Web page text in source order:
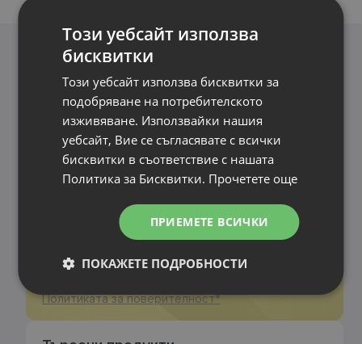
Лаптоп Dell Latitude 5520
339.00 €
: Intel Core i5 1135G7 up to 4.20GHz 8MB
: 16GB DDR4
Видео карта: Intel Iris Xe Graphics
OS: Без операционна система. Добавете Windows 11 от опциите.
Оферти точно за теб!
Запиши се за нашия бюлетин и
научавай първи за най-новите
продукти и промоции.
Политиката за поверителност*
Този уебсайт използва
бисквитки
Този уебсайт използва бисквитки за
подобряване на потребителското
изживяване. Използвайки нашия
уебсайт, Вие се съгласявате с всички
бисквитки в съответствие с нашата
Политика за Бисквитки. Прочетете още
ПРИЕМЕТЕ ВСИЧКИ
ПОКАЖЕТЕ ПОДРОБНОСТИ